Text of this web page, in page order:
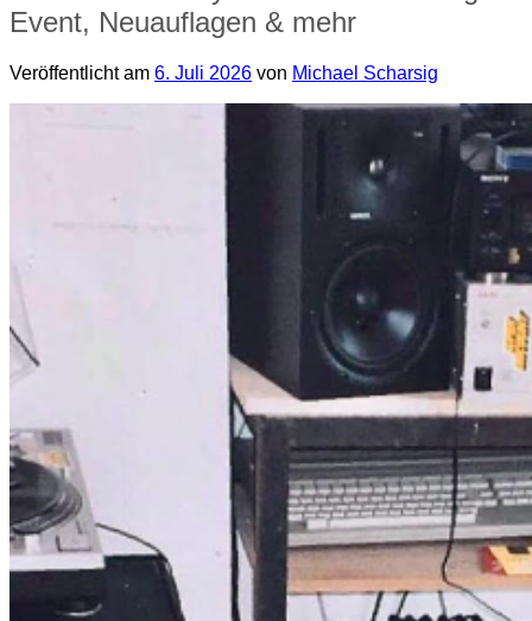
Event, Neuauflagen & mehr
Veröffentlicht am 6. Juli 2026 von Michael Scharsig